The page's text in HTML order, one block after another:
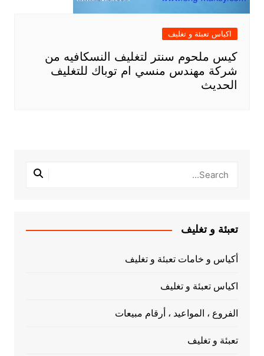
اكياس تعبئة و تغليف
كيس ملحوم سنتر لتغليف النسكافيه من
شركة مهندس منسي ام توباك للتغليف
الحديث
تعبئة و تغليف
أكياس و خامات تعبئة و تغليف
اكياس تعبئة و تغليف
الفروع ، المواعيد ، أرقام مبيعات
تعبئة و تغليف